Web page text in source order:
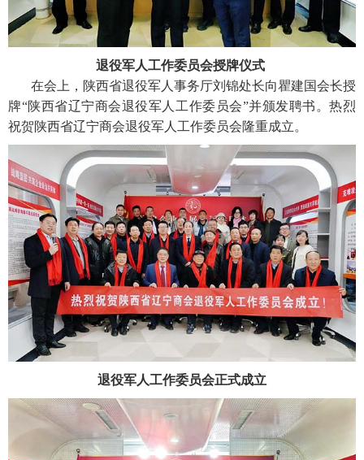
退役军人工作委员会授牌仪式
在会上，陕西省退役军人事务厅刘锦处长向瞿建国会长授
牌“陕西省辽宁商会退役军人工作委员会”并颁发聘书。热烈
祝贺陕西省辽宁商会退役军人工作委员会隆重成立。
退役军人工作委员会正式成立